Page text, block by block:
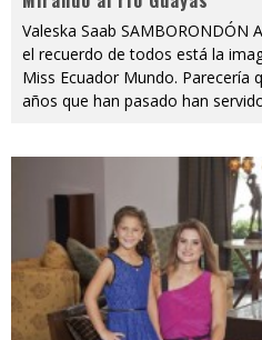
Valeska Saab SAMBORONDÓN
el recuerdo de todos está la
Miss Ecuador Mundo. Parecería
años que han pasado han